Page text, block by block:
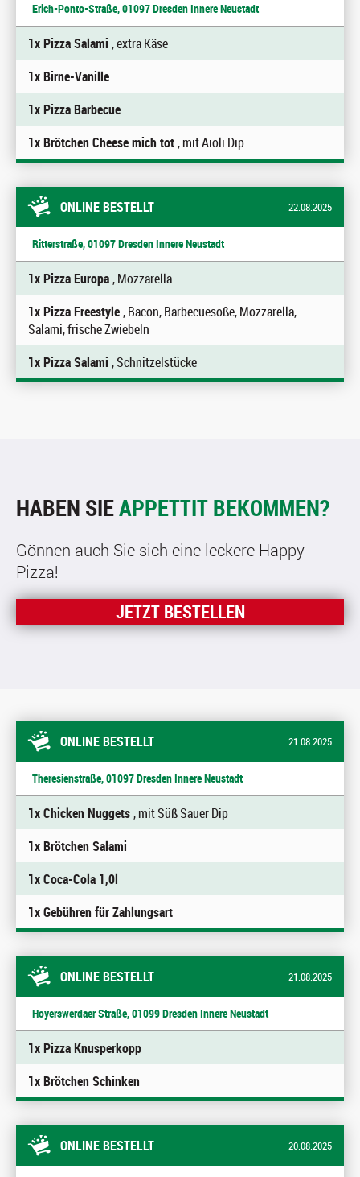
Erich-Ponto-Straße, 01097 Dresden Innere Neustadt
1x Pizza Salami , extra Käse
1x Birne-Vanille
1x Pizza Barbecue
1x Brötchen Cheese mich tot, mit Aioli Dip
ONLINE BESTELLT 22.08.2025
Ritterstraße, 01097 Dresden Innere Neustadt
1x Pizza Europa, Mozzarella
1x Pizza Freestyle, Bacon, Barbecuesoße, Mozzarella,
Salami, frische Zwiebeln
1x Pizza Salami , Schnitzelstücke
HABEN SIEAPPETTIT BEKOMMEN?
Gönnen auch Sie sich eine leckere Happy
Pizza!
JETZT BESTELLEN
ONLINE BESTELLT 21.08.2025
Theresienstraße, 01097 Dresden Innere Neustadt
1x Chicken Nuggets, mit Süß Sauer Dip
1x Brötchen Salami
1x Coca-Cola 1,0l
1x Gebühren für Zahlungsart
ONLINE BESTELLT 21.08.2025
Hoyerswerdaer Straße, 01099 Dresden Innere Neustadt
1x Pizza Knusperkopp
1x Brötchen Schinken
ONLINE BESTELLT 20.08.2025